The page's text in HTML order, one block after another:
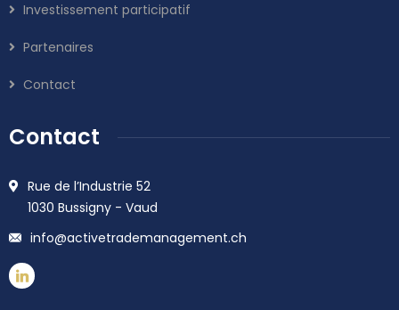
Investissement participatif
Partenaires
Contact
Contact
Rue de l’Industrie 52
1030 Bussigny - Vaud
info@activetrademanagement.ch